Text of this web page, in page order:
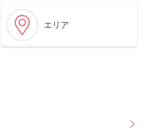
エリア